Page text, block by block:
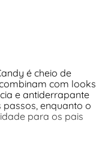
é cheio de
com looks
e antiderrapante
enquanto o
para os pais